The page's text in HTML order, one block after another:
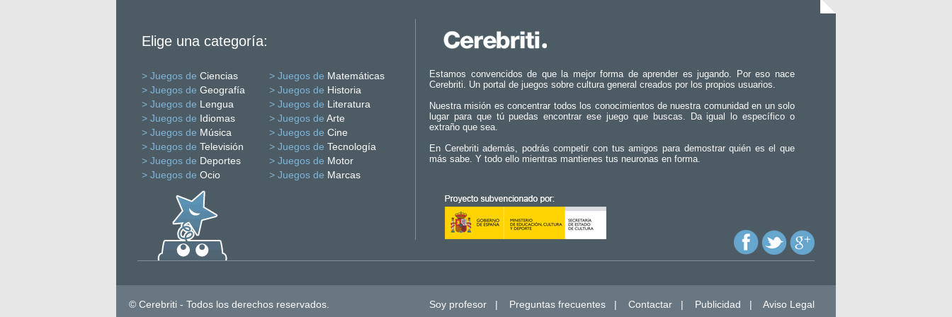
Elige una categoría:
> Juegos de Ciencias > Juegos de Matemáticas
> Juegos de Geografía > Juegos de Historia
> Juegos de Lengua > Juegos de Literatura
> Juegos de Idiomas > Juegos de Arte
> Juegos de Música > Juegos de Cine
> Juegos de Televisión > Juegos de Tecnología
> Juegos de Deportes > Juegos de Motor
> Juegos de Ocio > Juegos de Marcas
Estamos convencidos de que la mejor forma de aprender es jugando. Por eso nace
Cerebriti. Un portal de juegos sobre cultura general creados por los propios usuarios.
Nuestra misión es concentrar todos los conocimientos de nuestra comunidad en un solo
lugar para que tú puedas encontrar ese juego que buscas. Da igual lo específico o
extraño que sea.
En Cerebriti además, podrás competir con tus amigos para demostrar quién es el que
más sabe. Y todo ello mientras mantienes tus neuronas en forma.
© Cerebriti - Todos los derechos reservados. Soy profesor | Preguntas frecuentes | Contactar | Publicidad | Aviso Legal